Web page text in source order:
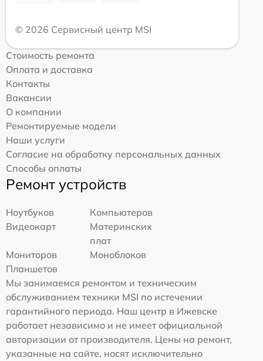
© 2026 Сервисный центр MSI
Стоимость ремонта
Оплата и доставка
Контакты
Вакансии
О компании
Ремонтируемые модели
Наши услуги
Согласие на обработку персональных данных
Способы оплаты
Ремонт устройств
Ноутбуков
Компьютеров
Видеокарт
Материнских
плат
Мониторов
Моноблоков
Планшетов
Мы занимаемся ремонтом и техническим
обслуживанием техники MSI по истечении
гарантийного периода. Наш центр в Ижевске
работает независимо и не имеет официальной
авторизации от производителя. Цены на ремонт,
указанные на сайте, носят исключительно